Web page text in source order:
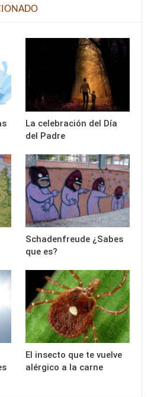
La celebración del Día
del Padre
Schadenfreude ¿Sabes
que es?
El insecto que te vuelve
alérgico a la carne